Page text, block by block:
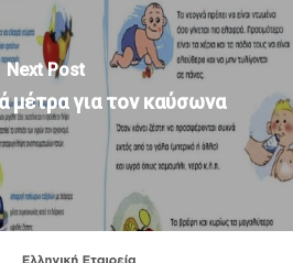
Next Post
μέτρα για τον καύσωνα